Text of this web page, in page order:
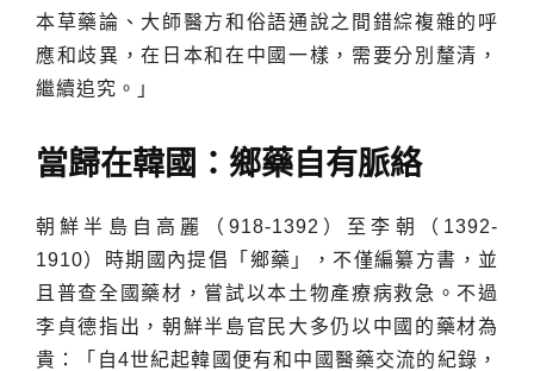
本草藥論、大師醫方和俗語通說之間錯綜複雜的呼
應和歧異，在日本和在中國一樣，需要分別釐清，
繼續追究。」
當歸在韓國：鄉藥自有脈絡
朝鮮半島自高麗（918-1392）至李朝（1392-
1910）時期國內提倡「鄉藥」，不僅編纂方書，並
且普查全國藥材，嘗試以本土物產療病救急。不過
李貞德指出，朝鮮半島官民大多仍以中國的藥材為
貴：「自4世紀起韓國便有和中國醫藥交流的紀錄，